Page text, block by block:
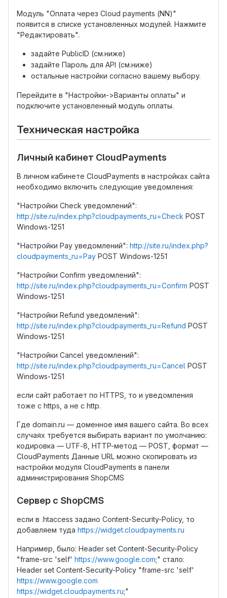
Модуль "Оплата через Cloud payments (NN)"
появится в списке установленных модулей. Нажмите
"Редактировать".
задайте PublicID (см.ниже)
задайте Пароль для API (см.ниже)
остальные настройки согласно вашему выбору.
Перейдите в "Настройки->Варианты оплаты" и
подключите установленный модуль оплаты.
Техническая настройка
Личный кабинет CloudPayments
В личном кабинете CloudPayments в настройках сайта
необходимо включить следующие уведомления:
"Настройки Сheck уведомлений":
http://site.ru/index.php?cloudpayments_ru=Check POST
Windows-1251
"Настройки Pay уведомлений": http://site.ru/index.php?
cloudpayments_ru=Pay POST Windows-1251
"Настройки Confirm уведомлений":
http://site.ru/index.php?cloudpayments_ru=Confirm POST
Windows-1251
"Настройки Refund уведомлений":
http://site.ru/index.php?cloudpayments_ru=Refund POST
Windows-1251
"Настройки Cancel уведомлений":
http://site.ru/index.php?cloudpayments_ru=Cancel POST
Windows-1251
если сайт работает по HTTPS, то и уведомления
тоже с https, а не с http.
Где domain.ru — доменное имя вашего сайта. Во всех
случаях требуется выбирать вариант по умолчанию:
кодировка — UTF-8, HTTP-метод — POST, формат —
CloudPayments Данные URL можно скопировать из
настройки модуля CloudPayments в панели
администрирования ShopCMS
Сервер с ShopCMS
если в .htaccess задано Content-Security-Policy, то
добавляем туда https://widget.cloudpayments.ru
Например, было: Header set Content-Security-Policy
"frame-src 'self' https://www.google.com;" стало:
Header set Content-Security-Policy "frame-src 'self'
https://www.google.com
https://widget.cloudpayments.ru;"